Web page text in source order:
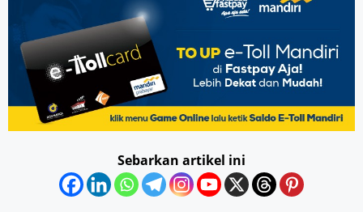
Sebarkan artikel ini